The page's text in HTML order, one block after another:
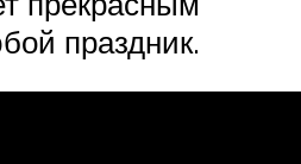
праздник.